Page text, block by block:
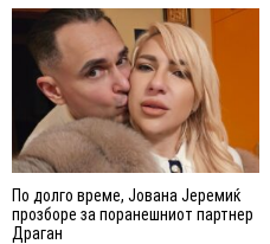
По долго време, Јована Јеремиќ
прозборе за поранешниот партнер
Драган